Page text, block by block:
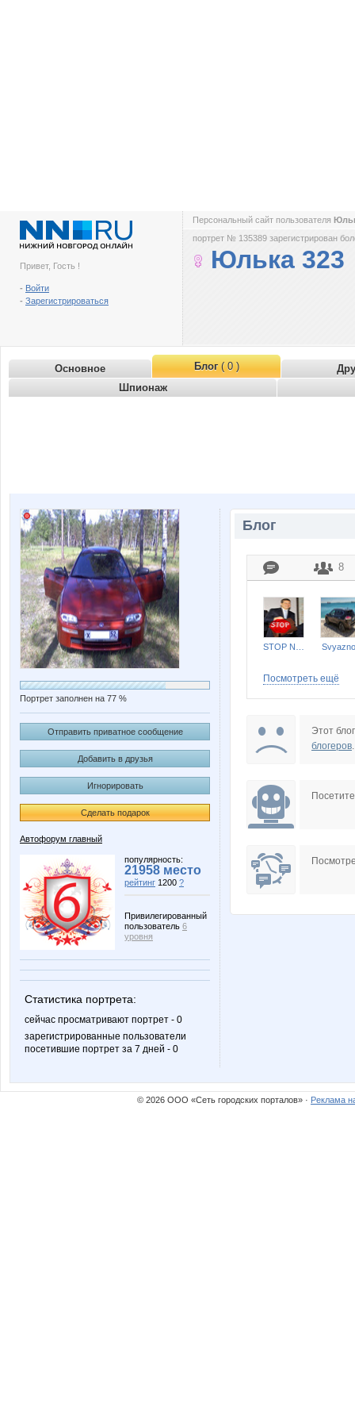
Привет, Гость !
- Войти
- Зарегистрироваться
Персональный сайт пользователя
портрет № 135389 зарегистрирован
Юлька 323
Основное Блог( 0 )
Шпионаж
Портрет заполнен на 77 %
Отправить приватное сообщение
Добавить в друзья
Игнорировать
Сделать подарок
Автофорум главный
популярность:
21958 место
рейтинг 1200 ?
Привилегированный
пользователь 6
уровня
Статистика портрета:
сейчас просматривают портрет - 0
зарегистрированные пользователи
посетившие портрет за 7 дней - 0
Блог
8
Посмотреть ещё
Этот
блогеров.
© 2026 ООО «Сеть городских порталов» · Реклама